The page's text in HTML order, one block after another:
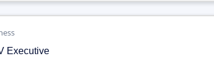
Executive